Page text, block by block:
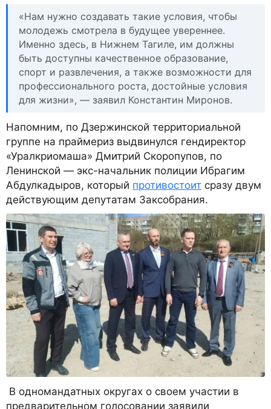
«Нам нужно создавать такие условия, чтобы
молодежь смотрела в будущее увереннее.
Именно здесь, в Нижнем Тагиле, им должны
быть доступны качественное образование,
спорт и развлечения, а также возможности для
профессионального роста, достойные условия
для жизни», — заявил Константин Миронов.
Напомним, по Дзержинской территориальной
группе на праймериз выдвинулся гендиректор
«Уралкриомаша» Дмитрий Скоропупов, по
Ленинской — экс-начальник полиции Ибрагим
Абдулкадыров, который противостоит сразу двум
действующим депутатам Заксобрания.
В одномандатных округах о своем участии в
предварительном голосовании заявили